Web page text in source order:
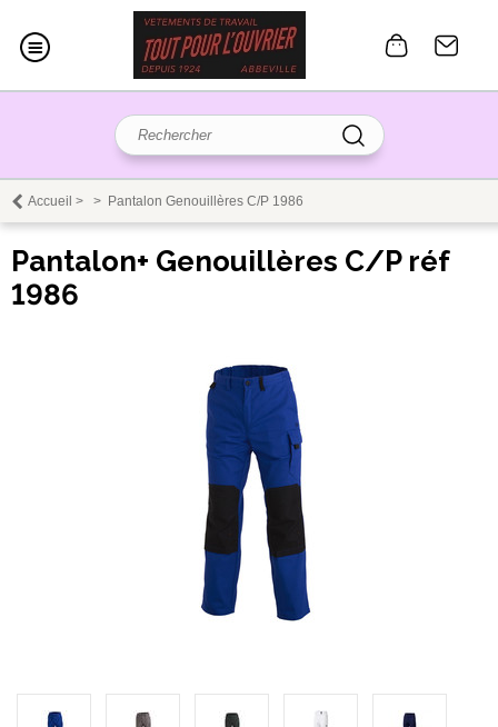
Accueil > > Pantalon Genouillères C/P 1986
Pantalon+ Genouillères C/P réf
1986